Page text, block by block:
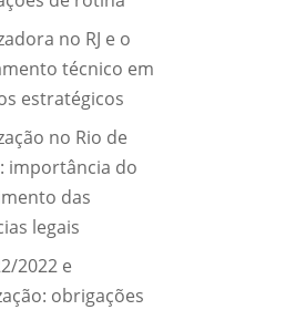
no RJ e o
técnico em
estratégicos
no Rio de
importância do
das
legais
2022 e
obrigações